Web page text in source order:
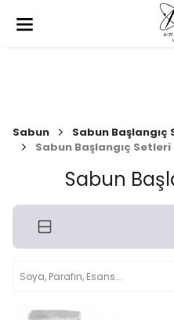
Sabun
Sabun Başlangıç
Sabun Başlangıç Setleri
Sabun